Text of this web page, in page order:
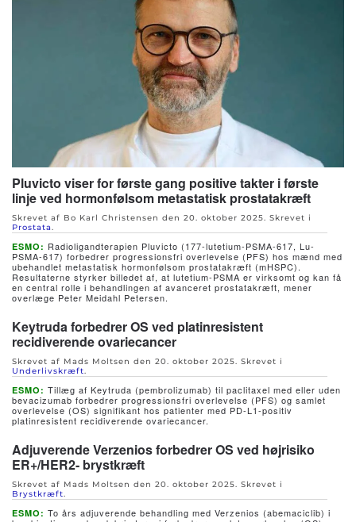
Pluvicto viser for første gang positive takter i første
linje ved hormonfølsom metastatisk prostatakræft
Skrevet af Bo Karl Christensen den 20. oktober 2025. Skrevet i
Prostata.
ESMO: Radioligandterapien Pluvicto (177-lutetium-PSMA-617, Lu-
PSMA-617) forbedrer progressionsfri overlevelse (PFS) hos mænd med
ubehandlet metastatisk hormonfølsom prostatakræft (mHSPC).
Resultaterne styrker billedet af, at lutetium-PSMA er virksomt og kan få
en central rolle i behandlingen af avanceret prostatakræft, mener
overlæge Peter Meidahl Petersen.
Keytruda forbedrer OS ved platinresistent
recidiverende ovariecancer
Skrevet af Mads Moltsen den 20. oktober 2025. Skrevet i
Underlivskræft.
ESMO: Tillæg af Keytruda (pembrolizumab) til paclitaxel med eller uden
bevacizumab forbedrer progressionsfri overlevelse (PFS) og samlet
overlevelse (OS) signifikant hos patienter med PD-L1-positiv
platinresistent recidiverende ovariecancer.
Adjuverende Verzenios forbedrer OS ved højrisiko
ER+/HER2- brystkræft
Skrevet af Mads Moltsen den 20. oktober 2025. Skrevet i
Brystkræft.
ESMO: To års adjuverende behandling med Verzenios (abemaciclib) i